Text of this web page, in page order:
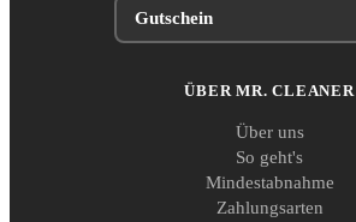
Gutschein
ÜBER MR. CLEANER
Über uns
So geht's
Mindestabnahme
Zahlungsarten